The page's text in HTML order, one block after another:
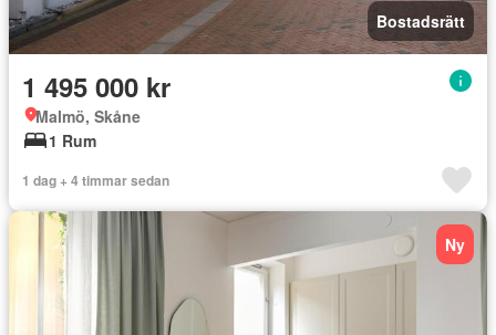
Bostadsrätt
1 495 000 kr
Malmö, Skåne
1 Rum
1 dag + 4 timmar sedan
Ny